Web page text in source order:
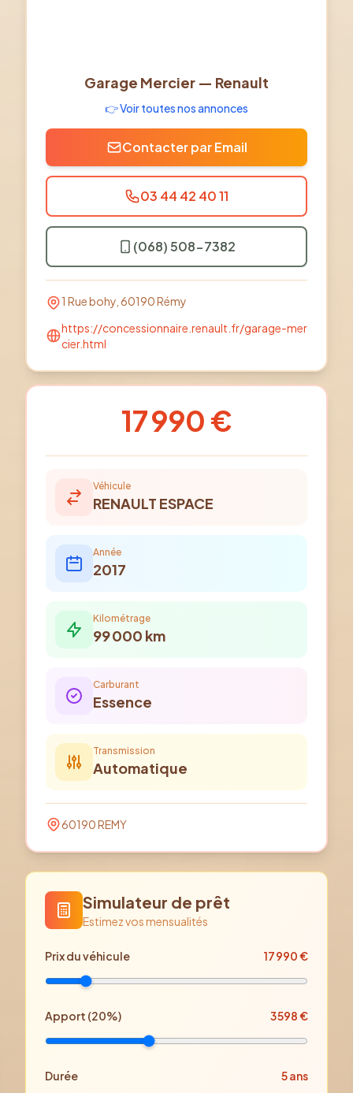
Garage Mercier — Renault
👉 Voir toutes nos annonces
Contacter par Email
03 44 42 40 11
(068) 508-7382
1 Rue bohy, 60190 Rémy
https://concessionnaire.renault.fr/garage-mer
cier.html
17 990 €
Véhicule
RENAULT ESPACE
Année
2017
Kilométrage
99 000 km
Carburant
Essence
Transmission
Automatique
60190REMY
Simulateur de prêt
Estimez vos mensualités
Prixdu véhicule 17 990€
Apport (20%) 3 598€
Durée 5ans